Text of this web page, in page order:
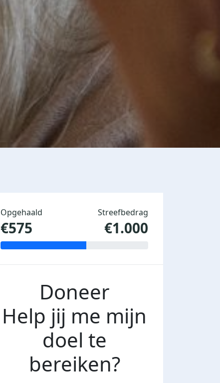
Opgehaald
€575
Streefbedrag
€1.000
Doneer
Help jij me mijn
doel te
bereiken?